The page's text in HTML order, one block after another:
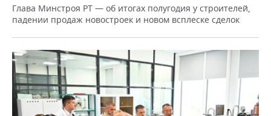
Глава Минстроя РТ — об итогах полугодия у строителей,
падении продаж новостроек и новом всплеске сделок